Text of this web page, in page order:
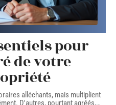
pour
de votre
alléchants, mais multiplient
D'autres, pourtant agréés,…